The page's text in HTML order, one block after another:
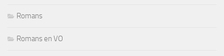
Romans
Romans en VO